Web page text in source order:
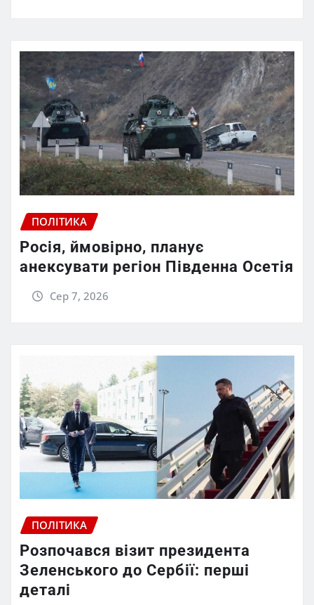
ПОЛІТИКА
Росія, ймовірно, планує
анексувати регіон Південна Осетія
Сер 7, 2026
ПОЛІТИКА
Розпочався візит президента
Зеленського до Сербії: перші
деталі